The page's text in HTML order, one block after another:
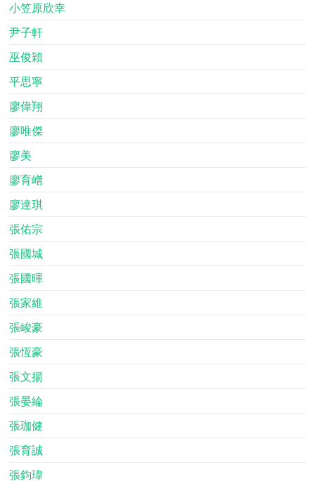
小笠原欣幸
尹子軒
巫俊穎
平思寧
廖偉翔
廖唯傑
廖美
廖育嶒
廖達琪
張佑宗
張國城
張國暉
張家維
張峻豪
張恆豪
張文揚
張晏綸
張珈健
張育誠
張鈞瑋